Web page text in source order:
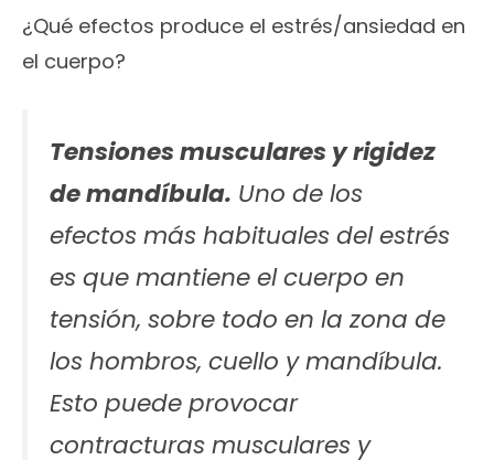
¿Qué efectos produce el estrés/ansiedad en
el cuerpo?
Tensiones musculares y rigidez
de mandíbula. Uno de los
efectos más habituales del estrés
es que mantiene el cuerpo en
tensión, sobre todo en la zona de
los hombros, cuello y mandíbula.
Esto puede provocar
contracturas musculares y